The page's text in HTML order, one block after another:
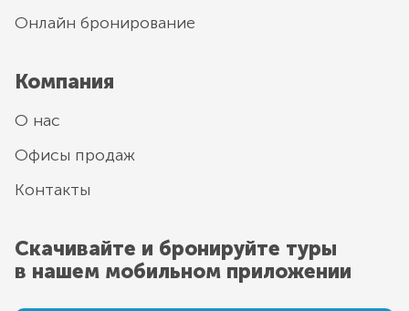
Онлайн бронирование
Компания
О нас
Офисы продаж
Контакты
Скачивайте и бронируйте туры
в нашем мобильном приложении